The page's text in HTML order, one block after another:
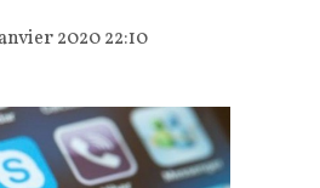
2020 22:10